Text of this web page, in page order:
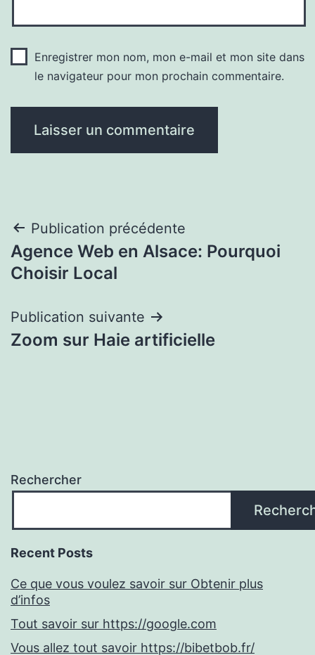
Enregistrer mon nom, mon e-mail et mon site dans
le navigateur pour mon prochain commentaire.
Navigation
de
Publication précédente
Agence Web en Alsace: Pourquoi
Choisir Local
Publication suivante
Zoom sur Haie artificielle
Rechercher
Recent Posts
Ce que vous voulez savoir sur Obtenir plus
d’infos
Tout savoir sur https://google.com
Vous allez tout savoir https://bibetbob.fr/